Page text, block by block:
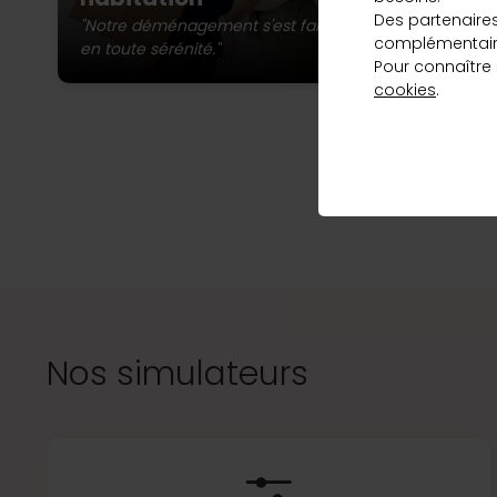
qui correspond
à vos besoins
et au meilleur
"Notre déménagement s'est fait
en toute sérénité."
Nos simulateurs
Des
Pour
cookies.